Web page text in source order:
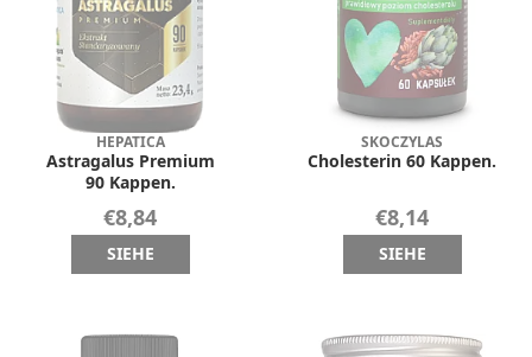
HEPATICA
Astragalus Premium
90 Kappen.
€8,84
SIEHE
SKOCZYLAS
Cholesterin 60 Kappen.
€8,14
SIEHE